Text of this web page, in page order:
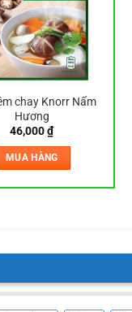
chay Knorr Nấm
Hương
46,000₫
MUA HÀNG